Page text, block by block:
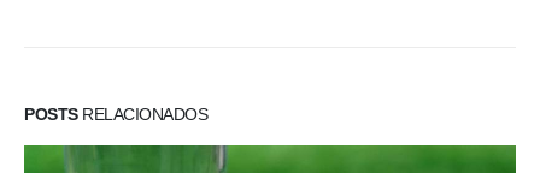
POSTSRELACIONADOS